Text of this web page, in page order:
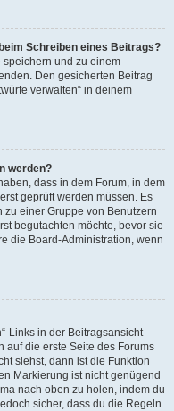
Schreiben eines Beitrags?
speichern und zu einem
Den gesicherten Beitrag
verwalten“ in deinem
werden?
dass in dem Forum, in dem
geprüft werden müssen. Es
einer Gruppe von Benutzern
begutachten möchte, bevor sie
die Board-Administration, wenn
Links in der Beitragsansicht
auf die erste Seite des Forums
siehst, dann ist die Funktion
Markierung ist nicht genügend
nach oben zu holen, indem du
sicher, dass du die Regeln